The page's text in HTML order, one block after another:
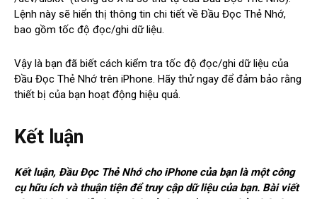
Lệnh này sẽ hiển thị thông tin chi tiết về Đầu Đọc Thẻ Nhớ,
bao gồm tốc độ đọc/ghi dữ liệu.
Vậy là bạn đã biết cách kiểm tra tốc độ đọc/ghi dữ liệu của
Đầu Đọc Thẻ Nhớ trên iPhone. Hãy thử ngay để đảm bảo rằng
thiết bị của bạn hoạt động hiệu quả.
Kết luận
Kết luận, Đầu Đọc Thẻ Nhớ cho iPhone của bạn là một công
cụ hữu ích và thuận tiện để truy cập dữ liệu của bạn. Bài viết